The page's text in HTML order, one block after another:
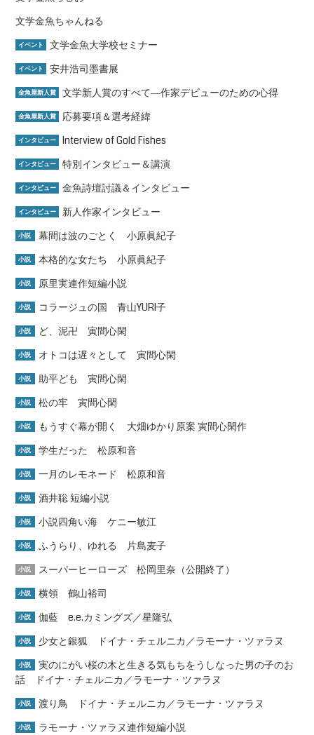
文学金魚ちゃんねる
イベント 文学金魚大学校セミナー
イベント 安井浩司墨書展
金魚屋新人賞 文学新人賞のすべて―作家デビューのための心得
金魚屋新人賞 応募要項＆選考経緯
インタビュー Interview of Gold Fishes
インタビュー 特別インタビュー＆講演
インタビュー 金魚詩壇討議＆インタビュー
インタビュー 新人作家インタビュー
小説 幕間は波のごとく 小原眞紀子
小説 本格的な女たち 小原眞紀子
小説 原里実連作短編小説
小説 コラージュの国 青山YURI子
小説 ど、泥卍 寅間心閑
小説 オトコは遅々として 寅間心閑
小説 助平ども 寅間心閑
小説 松の牢 寅間心閑
小説 もうすぐ幕が開く 大畑ゆかり原案 寅間心閑作
小説 学生だった 松原和音
小説 一月のレモネード 松原和音
小説 酒井聡 短編小説
小説 小説四角い海 ケニー敏江
小説 ふうらり、ゆれる 片島麦子
小説 スーパーヒーローズ 松岡里奈（公開終了）
小説 横領 鶴山裕司
小説 伽藍 e.e.カミングズ／星隆弘
小説 少女と銀狐 ドイナ・チェルニカ／ラモーナ・ツァラヌ
小説
実のにがい桜の木と生きる気もちをうしなった男の子のお
話 ドイナ・チェルニカ／ラモーナ・ツァラヌ
小説 渡り鳥 ドイナ・チェルニカ／ラモーナ・ツァラヌ
小説 ラモーナ・ツァラヌ連作短編小説